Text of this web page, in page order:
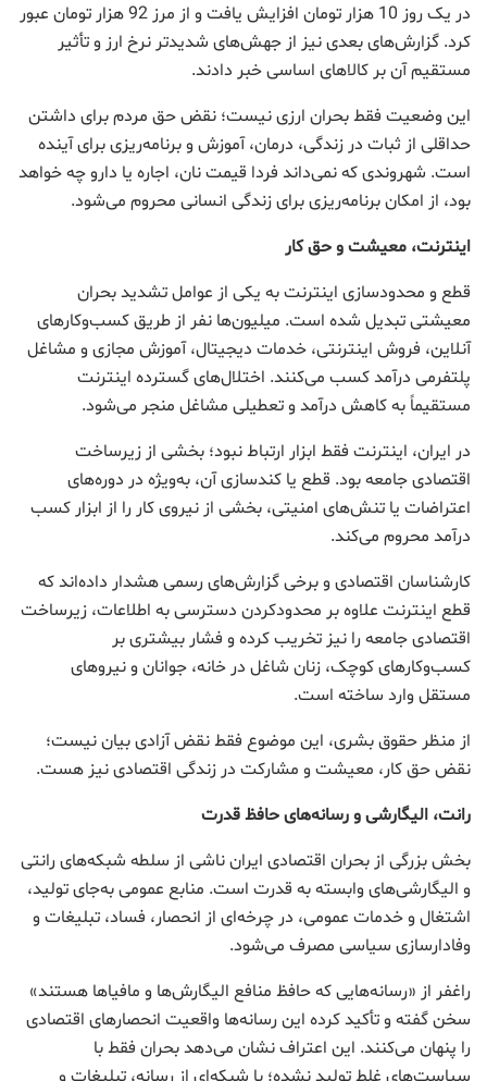
در یک روز 10 هزار تومان افزایش یافت و از مرز 92 هزار تومان عبور
کرد. گزارش‌های بعدی نیز از جهش‌های شدیدتر نرخ ارز و تأثیر
مستقیم آن بر کالاهای اساسی خبر دادند.
این وضعیت فقط بحران ارزی نیست؛ نقض حق مردم برای داشتن
حداقلی از ثبات در زندگی، درمان، آموزش و برنامه‌ریزی برای آینده
است. شهروندی که نمی‌داند فردا قیمت نان، اجاره یا دارو چه خواهد
بود، از امکان برنامه‌ریزی برای زندگی انسانی محروم می‌شود.
اینترنت، معیشت و حق کار
قطع و محدودسازی اینترنت به یکی از عوامل تشدید بحران
معیشتی تبدیل شده است. میلیون‌ها نفر از طریق کسب‌وکارهای
آنلاین، فروش اینترنتی، خدمات دیجیتال، آموزش مجازی و مشاغل
پلتفرمی درآمد کسب می‌کنند. اختلال‌های گسترده اینترنت
مستقیماً به کاهش درآمد و تعطیلی مشاغل منجر می‌شود.
در ایران، اینترنت فقط ابزار ارتباط نبود؛ بخشی از زیرساخت
اقتصادی جامعه بود. قطع یا کندسازی آن، به‌ویژه در دوره‌های
اعتراضات یا تنش‌های امنیتی، بخشی از نیروی کار را از ابزار کسب
درآمد محروم می‌کند.
کارشناسان اقتصادی و برخی گزارش‌های رسمی هشدار داده‌اند که
قطع اینترنت علاوه بر محدودکردن دسترسی به اطلاعات، زیرساخت
اقتصادی جامعه را نیز تخریب کرده و فشار بیشتری بر
کسب‌وکارهای کوچک، زنان شاغل در خانه، جوانان و نیروهای
مستقل وارد ساخته است.
از منظر حقوق بشری، این موضوع فقط نقض آزادی بیان نیست؛
نقض حق کار، معیشت و مشارکت در زندگی اقتصادی نیز هست.
رانت، الیگارشی و رسانه‌های حافظ قدرت
بخش بزرگی از بحران اقتصادی ایران ناشی از سلطه شبکه‌های رانتی
و الیگارشی‌های وابسته به قدرت است. منابع عمومی به‌جای تولید،
اشتغال و خدمات عمومی، در چرخه‌ای از انحصار، فساد، تبلیغات و
وفادارسازی سیاسی مصرف می‌شود.
راغفر از «رسانه‌هایی که حافظ منافع الیگارش‌ها و مافیاها هستند»
سخن گفته و تأکید کرده این رسانه‌ها واقعیت انحصارهای اقتصادی
را پنهان می‌کنند. این اعتراف نشان می‌دهد بحران فقط با